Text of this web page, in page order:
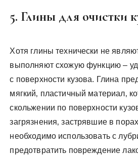
5. Глины для очистки
Хотя глины технически не
выполняют схожую функцию –
с поверхности кузова. Глина
мягкий‚ пластичный материал‚
скольжении по поверхности
загрязнения‚ застрявшие в
необходимо использовать с
предотвратить повреждение